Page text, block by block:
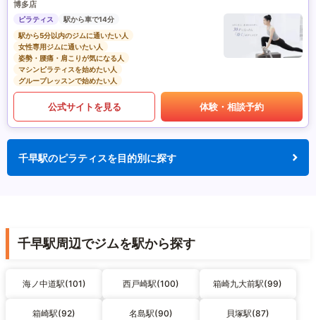
博多店
ピラティス
駅から車で14分
駅から5分以内のジムに通いたい人
女性専用ジムに通いたい人
姿勢・腰痛・肩こりが気になる人
マシンピラティスを始めたい人
グループレッスンで始めたい人
公式サイトを見る 体験・相談予約
千早駅のピラティスを目的別に探す
千早駅周辺でジムを駅から探す
海ノ中道駅(101) 西戸崎駅(100) 箱崎九大前駅(99)
箱崎駅(92) 名島駅(90) 貝塚駅(87)